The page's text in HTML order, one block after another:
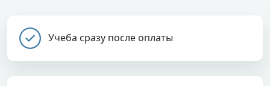
Учеба сразу после оплаты